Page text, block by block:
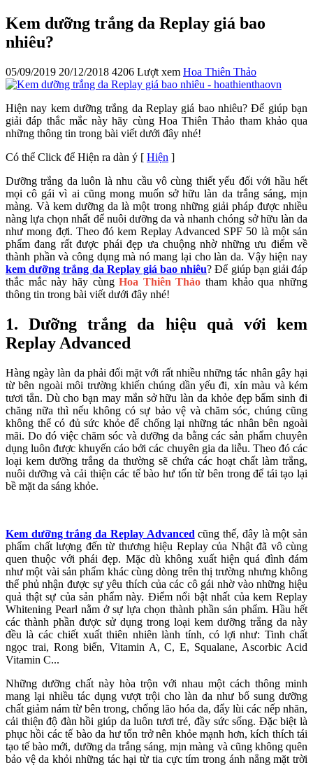
Kem dưỡng trắng da Replay giá bao
nhiêu?
05/09/2019 20/12/2018 4206 Lượt xem Hoa Thiên Thảo
Hiện nay kem dưỡng trắng da Replay giá bao nhiêu? Để giúp bạn
giải đáp thắc mắc này hãy cùng Hoa Thiên Thảo tham khảo qua
những thông tin trong bài viết dưới đây nhé!
Có thể Click để Hiện ra dàn ý [ Hiện ]
Dưỡng trắng da luôn là nhu cầu vô cùng thiết yếu đối với hầu hết
mọi cô gái vì ai cũng mong muốn sở hữu làn da trắng sáng, mịn
màng. Và kem dưỡng da là một trong những giải pháp được nhiều
nàng lựa chọn nhất để nuôi dưỡng da và nhanh chóng sở hữu làn da
như mong đợi. Theo đó kem Replay Advanced SPF 50 là một sản
phẩm đang rất được phái đẹp ưa chuộng nhờ những ưu điểm về
thành phần và công dụng mà nó mang lại cho làn da. Vậy hiện nay
kem dưỡng trắng da Replay giá bao nhiêu? Để giúp bạn giải đáp
thắc mắc này hãy cùngHoa Thiên Thảo tham khảo qua những
thông tin trong bài viết dưới đây nhé!
1. Dưỡng trắng da hiệu quả với kem
Replay Advanced
Hàng ngày làn da phải đối mặt với rất nhiều những tác nhân gây hại
từ bên ngoài môi trường khiến chúng dần yếu đi, xỉn màu và kém
tươi tắn. Dù cho bạn may mắn sở hữu làn da khỏe đẹp bẩm sinh đi
chăng nữa thì nếu không có sự bảo vệ và chăm sóc, chúng cũng
không thể có đủ sức khỏe để chống lại những tác nhân bên ngoài
mãi. Do đó việc chăm sóc và dưỡng da bằng các sản phẩm chuyên
dụng luôn được khuyến cáo bởi các chuyên gia da liễu. Theo đó các
loại kem dưỡng trắng da thường sẽ chứa các hoạt chất làm trắng,
nuôi dưỡng và cải thiện các tế bào hư tổn từ bên trong để tái tạo lại
bề mặt da sáng khỏe.
Kem dưỡng trắng da Replay Advanced cũng thế, đây là một sản
phẩm chất lượng đến từ thương hiệu Replay của Nhật đã vô cùng
quen thuộc với phái đẹp. Mặc dù không xuất hiện quá đình đám
như một vài sản phẩm khác cùng dòng trên thị trường nhưng không
thể phủ nhận được sự yêu thích của các cô gái nhờ vào những hiệu
quả thật sự của sản phẩm này. Điểm nổi bật nhất của kem Replay
Whitening Pearl nằm ở sự lựa chọn thành phần sản phẩm. Hầu hết
các thành phần được sử dụng trong loại kem dưỡng trắng da này
đều là các chiết xuất thiên nhiên lành tính, có lợi như: Tinh chất
ngọc trai, Rong biển, Vitamin A, C, E, Squalane, Ascorbic Acid
Vitamin C...
Những dưỡng chất này hòa trộn với nhau một cách thông minh
mang lại nhiều tác dụng vượt trội cho làn da như bổ sung dưỡng
chất giảm nám từ bên trong, chống lão hóa da, đẩy lùi các nếp nhăn,
cải thiện độ đàn hồi giúp da luôn tươi trẻ, đầy sức sống. Đặc biệt là
phục hồi các tế bào da hư tổn trở nên khỏe mạnh hơn, kích thích tái
tạo tế bào mới, dưỡng da trắng sáng, mịn màng và cũng không quên
bảo vệ da khỏi những tác hại từ tia cực tím trong ánh nắng mặt trời